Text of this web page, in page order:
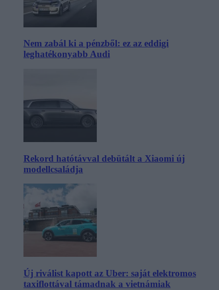
Nem zabál ki a pénzből: ez az eddigi
leghatékonyabb Audi
Rekord hatótávval debütált a Xiaomi új
modellcsaládja
Új riválist kapott az Uber: saját elektromos
taxiflottával támadnak a vietnámiak